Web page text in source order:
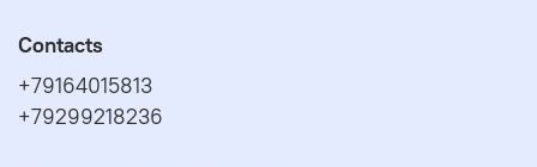
Contacts
+79164015813
+79299218236